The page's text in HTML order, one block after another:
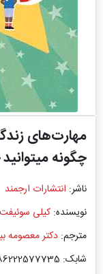
مهارت‌های
چگونه
ناشر: انتشارات ارجمند
نویسنده: کیلی سوئیفت
مترجم: دکتر معصومه
شابک: 9786222577735